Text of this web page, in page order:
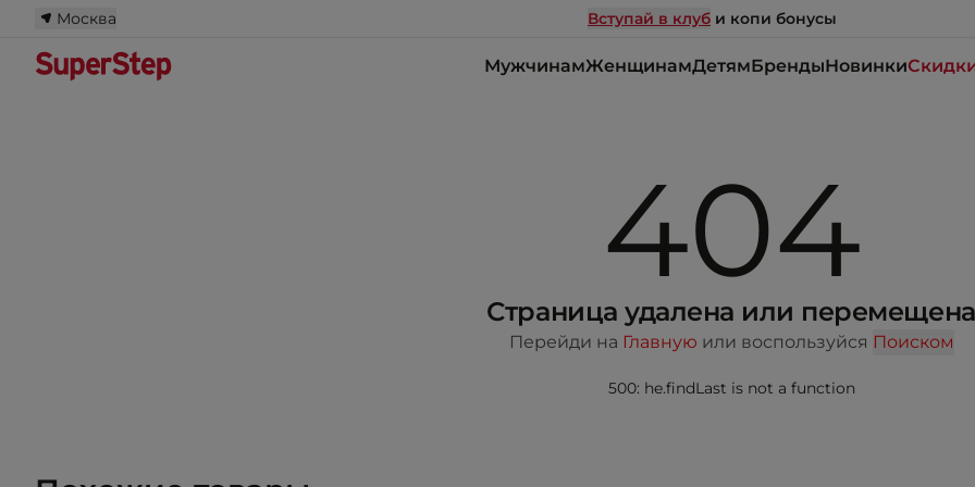
Москва Вступай в клуб и копи бонусы
МужчинамЖенщинамДетямБрендыНовинки
404
Страница удалена или перемещена
Перейди на Главную или воспользуйся Поиском
500: he.findLast is not a function